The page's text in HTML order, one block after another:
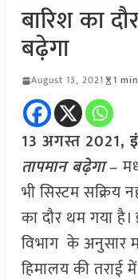
बारिश का
बढ़ेगा
August 13, 2021 1
13 अगस्त 2021,
तापमान बढ़ेगा–
भी सिस्टम सक्रिय
का दौर थम गया
विभाग के अनुसार
हिमालय की तराई